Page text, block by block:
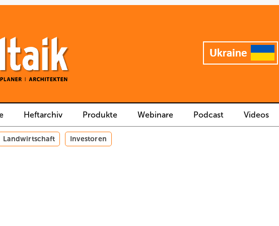
Heftarchiv Produkte Webinare Podcast Videos
Landwirtschaft Investoren